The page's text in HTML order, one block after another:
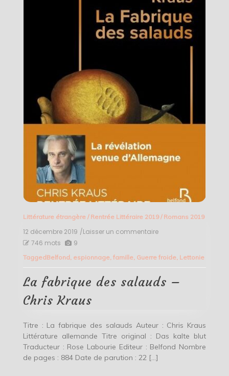
Littérature étrangère/ Rentrée Littéraire 2019/ Romans 2019
12 décembre 2019 /Laisser un commentaireon
des
–
Chris
746 mots 9
TaggedBelfond, espionnage, famille, Guerre froide, Lettonie
La fabrique des salauds –
Chris Kraus
Titre : La fabrique des salauds Auteur : Chris Kraus
Littérature allemande Titre original : Das kalte blut
Traducteur : Rose Labourie Editeur : Belfond Nombre
de pages : 884 Date de parution : 22 […]